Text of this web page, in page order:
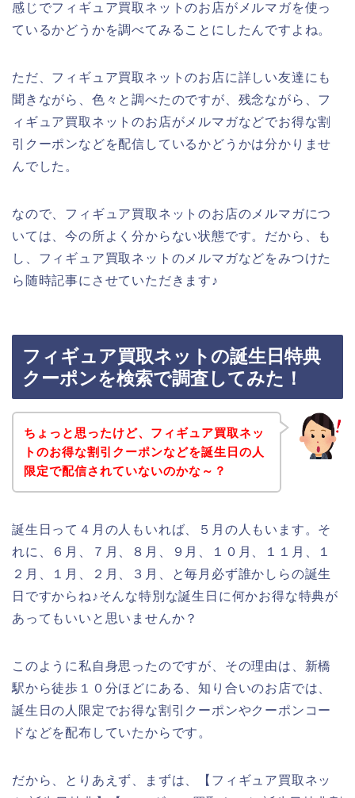
感じでフィギュア買取ネットのお店がメルマガを使っ
ているかどうかを調べてみることにしたんですよね。
ただ、フィギュア買取ネットのお店に詳しい友達にも
聞きながら、色々と調べたのですが、残念ながら、フ
ィギュア買取ネットのお店がメルマガなどでお得な割
引クーポンなどを配信しているかどうかは分かりませ
んでした。
なので、フィギュア買取ネットのお店のメルマガにつ
いては、今の所よく分からない状態です。だから、も
し、フィギュア買取ネットのメルマガなどをみつけた
ら随時記事にさせていただきます♪
フィギュア買取ネットの誕生日特典
クーポンを検索で調査してみた！
ちょっと思ったけど、フィギュア買取ネッ
トのお得な割引クーポンなどを誕生日の人
限定で配信されていないのかな～？
誕生日って４月の人もいれば、５月の人もいます。そ
れに、６月、７月、８月、９月、１０月、１１月、１
２月、１月、２月、３月、と毎月必ず誰かしらの誕生
日ですからね♪そんな特別な誕生日に何かお得な特典が
あってもいいと思いませんか？
このように私自身思ったのですが、その理由は、新橋
駅から徒歩１０分ほどにある、知り合いのお店では、
誕生日の人限定でお得な割引クーポンやクーポンコー
ドなどを配布していたからです。
だから、とりあえず、まずは、【フィギュア買取ネッ